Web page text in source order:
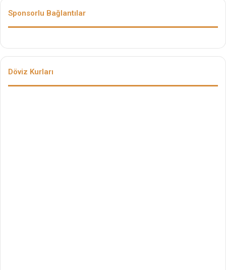
Sponsorlu Bağlantılar
Döviz Kurları